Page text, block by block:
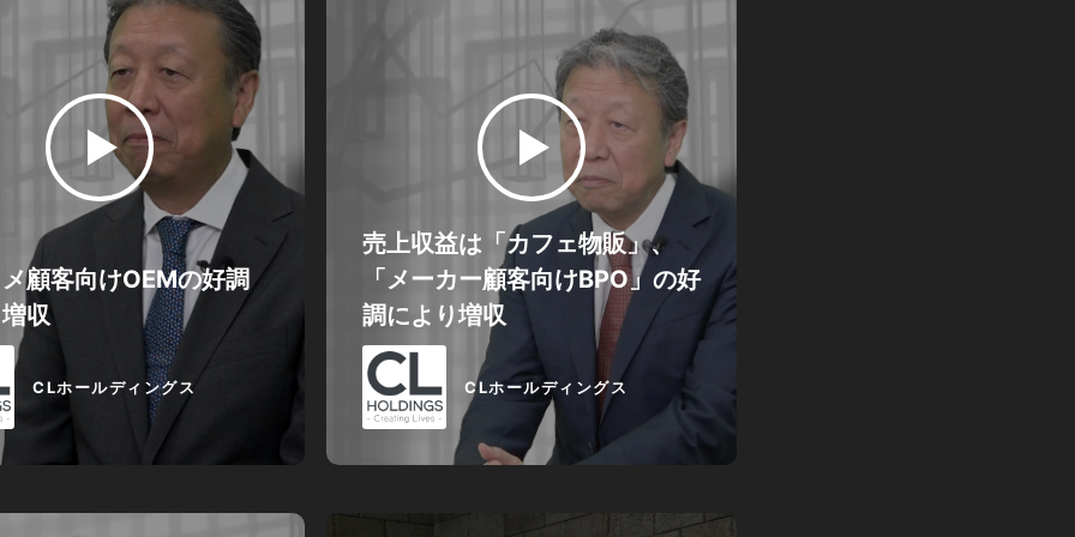
CLホールディングス
顧客向けOEMの好調
収
CLホールディングス
売上収益は「カフェ物販」、
「メーカー顧客向けBPO」の好
調により増収